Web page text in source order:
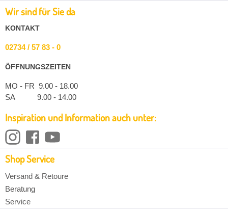
Wir sind für Sie da
KONTAKT
02734 / 57 83 - 0
ÖFFNUNGSZEITEN
MO - FR 9.00 - 18.00
SA 9.00 - 14.00
Inspiration und Information auch unter:
Shop Service
Versand & Retoure
Beratung
Service